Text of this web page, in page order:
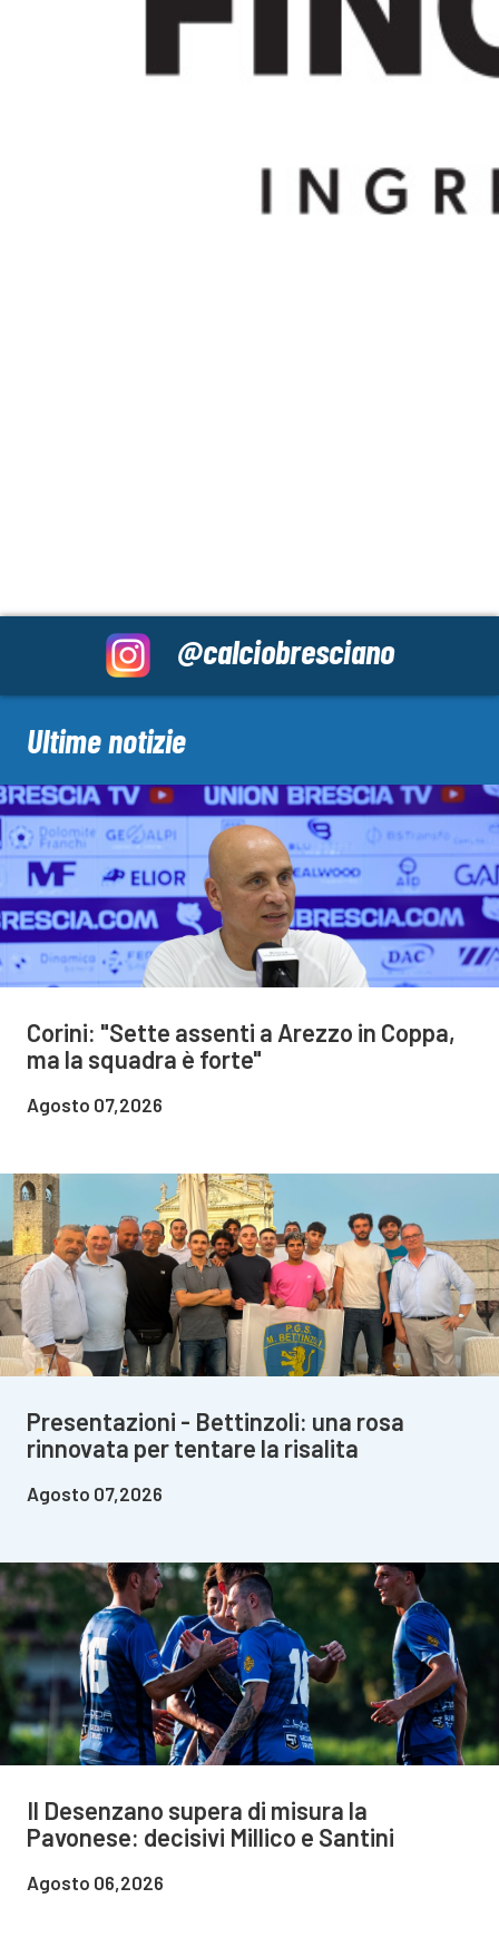
@calciobresciano
Ultime notizie
Corini: "Sette assenti a Arezzo in Coppa,
ma la squadra è forte"
Agosto 07,2026
Presentazioni - Bettinzoli: una rosa
rinnovata per tentare la risalita
Agosto 07,2026
Il Desenzano supera di misura la
Pavonese: decisivi Millico e Santini
Agosto 06,2026